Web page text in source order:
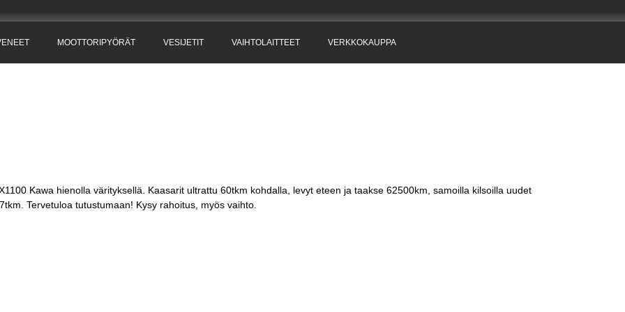
MOOTTORIPYÖRÄT VESIJETIT VAIHTOLAITTEET VERKKOKAUPPA
Kawa hienolla värityksellä. Kaasarit ultrattu 60tkm kohdalla, levyt eteen ja taakse 62500km, samoilla kilsoilla uudet
Tervetuloa tutustumaan! Kysy rahoitus, myös vaihto.